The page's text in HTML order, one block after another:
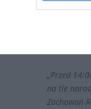
„Przed
na tle
Zachowań